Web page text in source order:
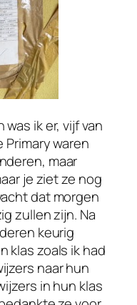
ik er, vijf van
waren
maar
je ziet ze nog
dat morgen
zullen zijn. Na
keurig
klas zoals ik had
naar hun
in hun klas